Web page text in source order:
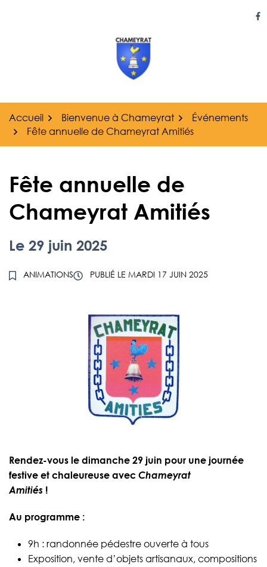
Accueil Bienvenue à Chameyrat
Événements
Fête annuelle de Chameyrat Amitiés
Fête annuelle de
Chameyrat Amitiés
Le 29 juin 2025
ANIMATIONS PUBLIÉ LE MARDI 17 JUIN 2025
Rendez-vous le dimanche 29 juin pour une journée
festive et chaleureuse avec Chameyrat
Amitiés !
Au programme :
9h : randonnée pédestre ouverte à tous
Exposition, vente d’objets artisanaux, compositions